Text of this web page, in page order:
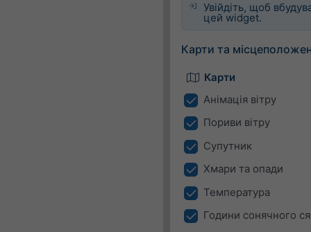
Увійдіть, щоб
цей widget.
Карти та
Карти
Анімація вітру
Пориви вітру
Супутник
Хмари та опади
Температура
Години сонячного